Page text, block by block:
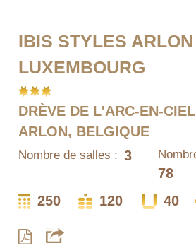
IBIS STYLES
LUXEMBOURG
DRÈVE DE L'ARC-EN-
ARLON, BELGIQUE
Nombre de salles : 3
78
250
120 40